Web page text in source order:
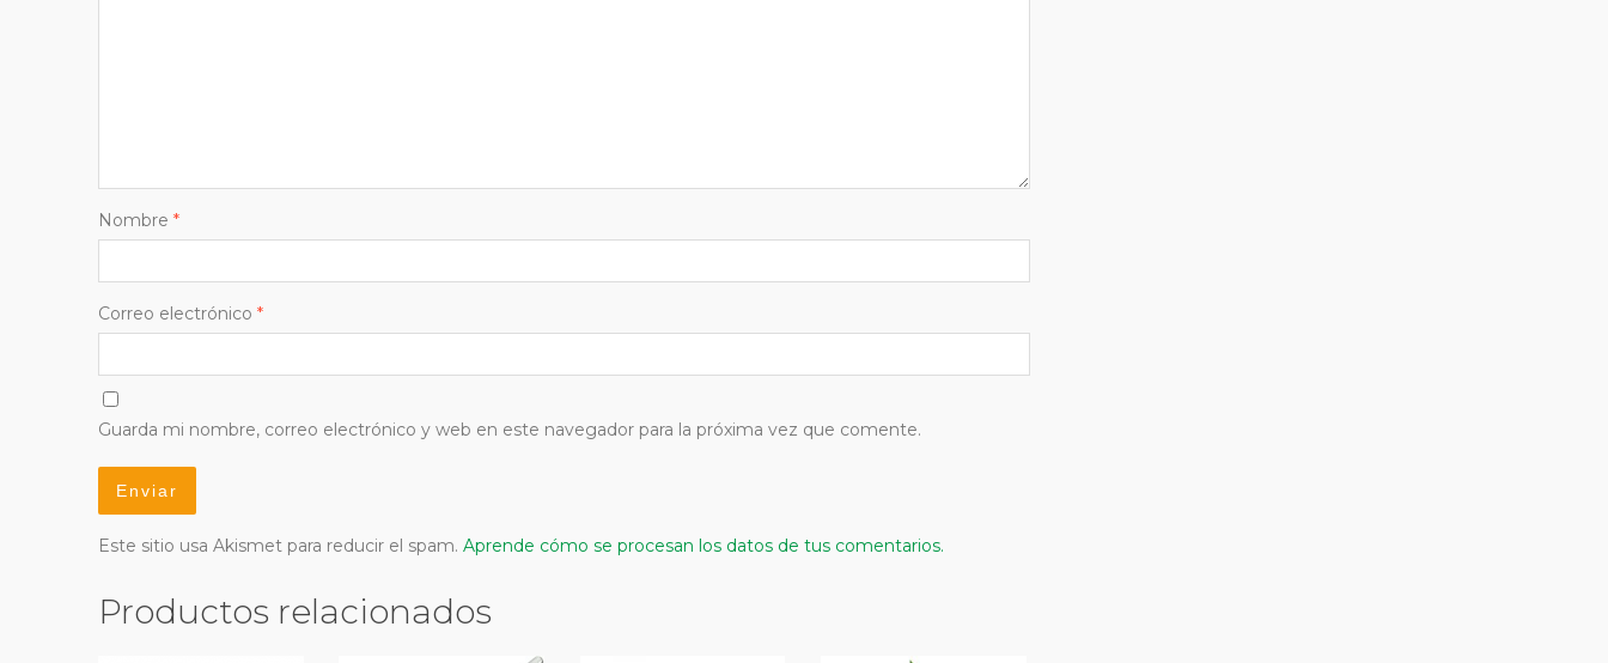
Nombre *
Correo electrónico *
Guarda mi nombre, correo electrónico y web en este navegador para la próxima vez que comente.
Este sitio usa Akismet para reducir el spam. Aprende cómo se procesan los datos de tus comentarios.
Productos relacionados